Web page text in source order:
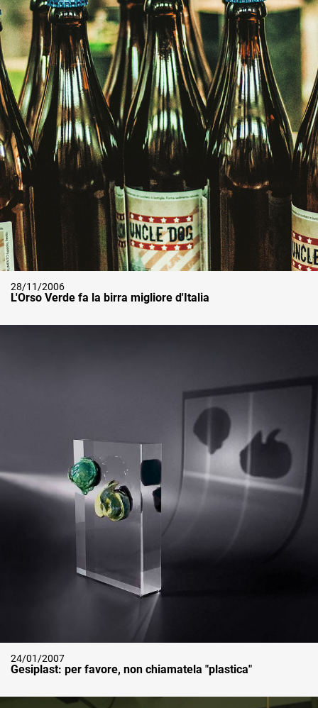
28/11/2006
L'Orso Verde fa la birra migliore d'Italia
24/01/2007
Gesiplast: per favore, non chiamatela "plastica"